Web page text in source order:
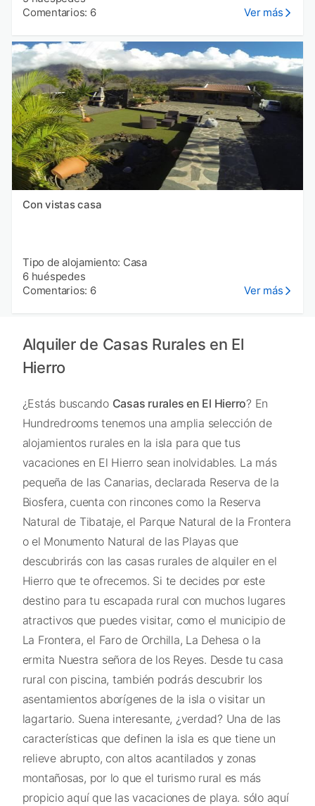
Comentarios: 6
Ver más
Con vistas casa
Tipo de alojamiento: Casa
6 huéspedes
Comentarios: 6
Ver más
Alquiler de Casas Rurales en El
Hierro
¿Estás buscando Casas rurales en El Hierro? En
Hundredrooms tenemos una amplia selección de
alojamientos rurales en la isla para que tus
vacaciones en El Hierro sean inolvidables. La más
pequeña de las Canarias, declarada Reserva de la
Biosfera, cuenta con rincones como la Reserva
Natural de Tibataje, el Parque Natural de la Frontera
o el Monumento Natural de las Playas que
descubrirás con las casas rurales de alquiler en el
Hierro que te ofrecemos. Si te decides por este
destino para tu escapada rural con muchos lugares
atractivos que puedes visitar, como el municipio de
La Frontera, el Faro de Orchilla, La Dehesa o la
ermita Nuestra señora de los Reyes. Desde tu casa
rural con piscina, también podrás descubrir los
asentamientos aborígenes de la isla o visitar un
lagartario. Suena interesante, ¿verdad? Una de las
características que definen la isla es que tiene un
relieve abrupto, con altos acantilados y zonas
montañosas, por lo que el turismo rural es más
propicio aquí que las vacaciones de playa. sólo aquí